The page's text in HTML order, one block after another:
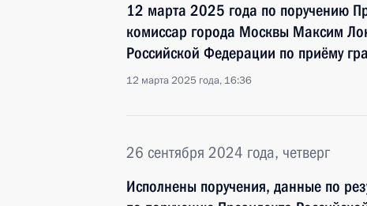
12 марта 2025 года по поручению
комиссар города Москвы Максим
Российской Федерации по приёму
12 марта 2025 года, 16:36
26 сентября 2024 года, четверг
Исполнены поручения, данные по